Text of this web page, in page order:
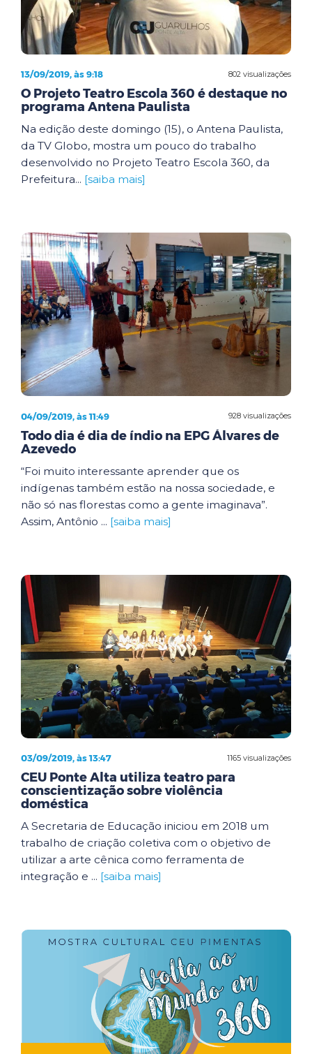
802 visualizações
13/09/2019, às 9:18
O Projeto Teatro Escola 360 é destaque no
programa Antena Paulista
Na edição deste domingo (15), o Antena Paulista,
da TV Globo, mostra um pouco do trabalho
desenvolvido no Projeto Teatro Escola 360, da
Prefeitura... [saiba mais]
928 visualizações
04/09/2019, às 11:49
Todo dia é dia de índio na EPG Álvares de
Azevedo
“Foi muito interessante aprender que os
indígenas também estão na nossa sociedade, e
não só nas florestas como a gente imaginava”.
Assim, Antônio ... [saiba mais]
1165 visualizações
03/09/2019, às 13:47
CEU Ponte Alta utiliza teatro para
conscientização sobre violência
doméstica
A Secretaria de Educação iniciou em 2018 um
trabalho de criação coletiva com o objetivo de
utilizar a arte cênica como ferramenta de
integração e ... [saiba mais]